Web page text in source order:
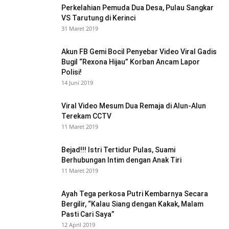
Perkelahian Pemuda Dua Desa, Pulau Sangkar
VS Tarutung di Kerinci
31 Maret 2019
Akun FB Gemi Bocil Penyebar Video Viral Gadis
Bugil “Rexona Hijau” Korban Ancam Lapor
Polisi!
14 Juni 2019
Viral Video Mesum Dua Remaja di Alun-Alun
Terekam CCTV
11 Maret 2019
Bejad!!! Istri Tertidur Pulas, Suami
Berhubungan Intim dengan Anak Tiri
11 Maret 2019
Ayah Tega perkosa Putri Kembarnya Secara
Bergilir, “Kalau Siang dengan Kakak, Malam
Pasti Cari Saya”
12 April 2019